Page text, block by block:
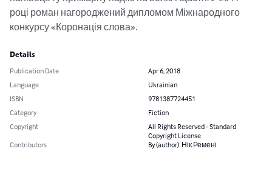
році роман нагороджений дипломом Міжнародного
конкурсу «Коронація слова».
Details
Publication Date
Apr 6, 2018
Language
Ukrainian
ISBN
9781387724451
Category
Fiction
Copyright
All Rights Reserved - Standard
Copyright License
Contributors
By (author): Нік Ремені